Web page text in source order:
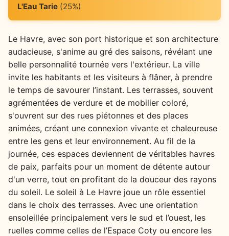
L'Eau Tarie(25%)
Le Havre, avec son port historique et son architecture
audacieuse, s'anime au gré des saisons, révélant une
belle personnalité tournée vers l'extérieur. La ville
invite les habitants et les visiteurs à flâner, à prendre
le temps de savourer l’instant. Les terrasses, souvent
agrémentées de verdure et de mobilier coloré,
s'ouvrent sur des rues piétonnes et des places
animées, créant une connexion vivante et chaleureuse
entre les gens et leur environnement. Au fil de la
journée, ces espaces deviennent de véritables havres
de paix, parfaits pour un moment de détente autour
d'un verre, tout en profitant de la douceur des rayons
du soleil. Le soleil à Le Havre joue un rôle essentiel
dans le choix des terrasses. Avec une orientation
ensoleillée principalement vers le sud et l’ouest, les
ruelles comme celles de l’Espace Coty ou encore les